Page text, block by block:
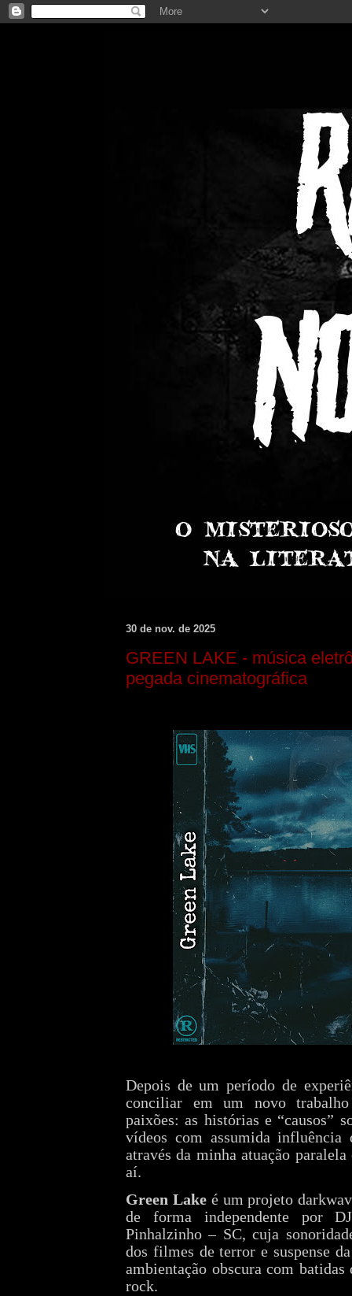
30 de nov. de 2025
GREEN LAKE - música
pegada cinematográfica
Depois de um período de
conciliar em um novo
paixões: as histórias e “causos”
vídeos com assumida
através da minha atuação
aí.
Green Lakeé um projeto
de forma independente por
Pinhalzinho – SC, cuja
dos filmes de terror e suspense
ambientação obscura com
rock.